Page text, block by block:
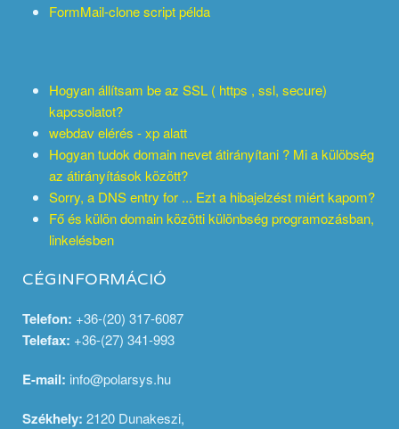
FormMail-clone script példa
Hogyan állítsam be az SSL ( https , ssl, secure)
kapcsolatot?
webdav elérés - xp alatt
Hogyan tudok domain nevet átirányítani ? Mi a külöbség
az átirányítások között?
Sorry, a DNS entry for ... Ezt a hibajelzést miért kapom?
Fő és külön domain közötti különbség programozásban,
linkelésben
CÉGINFORMÁCIÓ
Telefon: +36-(20) 317-6087
Telefax: +36-(27) 341-993
E-mail: info@polarsys.hu
Székhely: 2120 Dunakeszi,